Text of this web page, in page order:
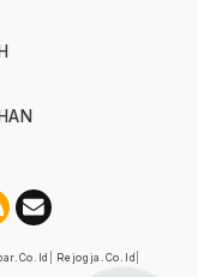
Rejogja.co.id